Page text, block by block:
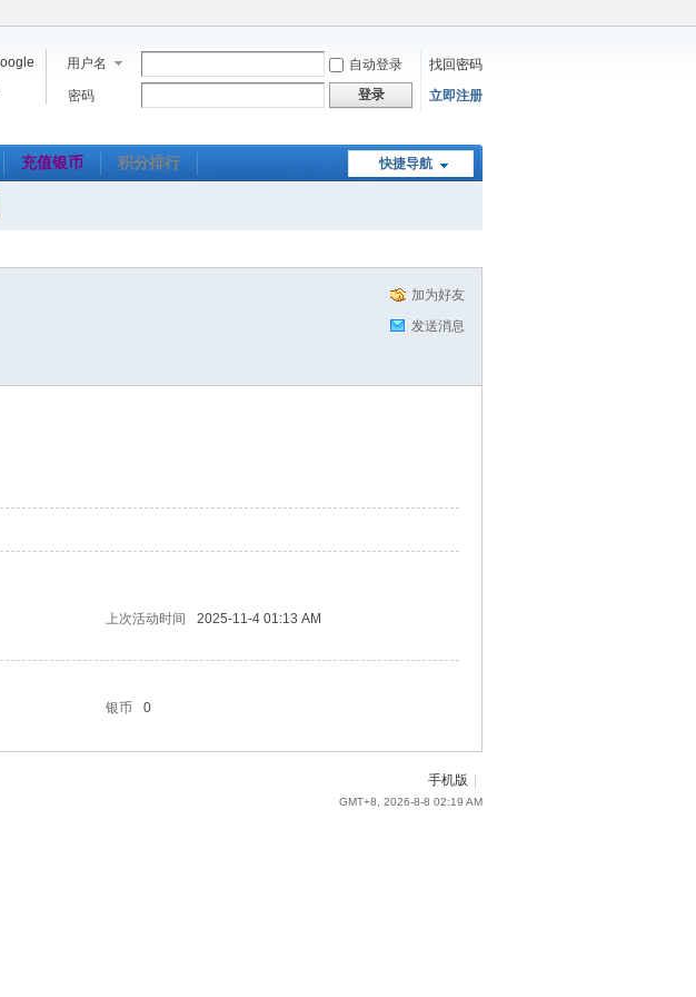
用户名 自动登录
找回密码
密码
登录 立即注册
快捷导航
充值银币 积分排行
加为好友
发送消息
上次活动时间
2025-11-4 01:13 AM
银币 0
手机版
GMT+8, 2026-8-8 02:19 AM